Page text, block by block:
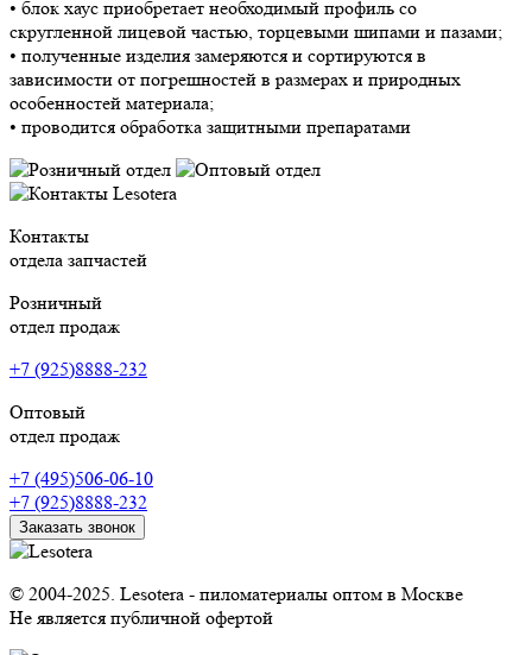
• блок хаус приобретает необходимый профиль со
скругленной лицевой частью, торцевыми шипами и пазами;
• полученные изделия замеряются и сортируются в
зависимости от погрешностей в размерах и природных
особенностей материала;
• проводится обработка защитными препаратами
Контакты
отдела запчастей
Розничный
отдел продаж
+7 (925)8888-232
Оптовый
отдел продаж
+7 (495)506-06-10
+7 (925)8888-232
Заказать звонок
© 2004-2025. Lesotera - пиломатериалы оптом в Москве
Не является публичной офертой